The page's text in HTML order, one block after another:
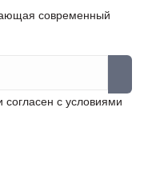
современный
согласен с условиями